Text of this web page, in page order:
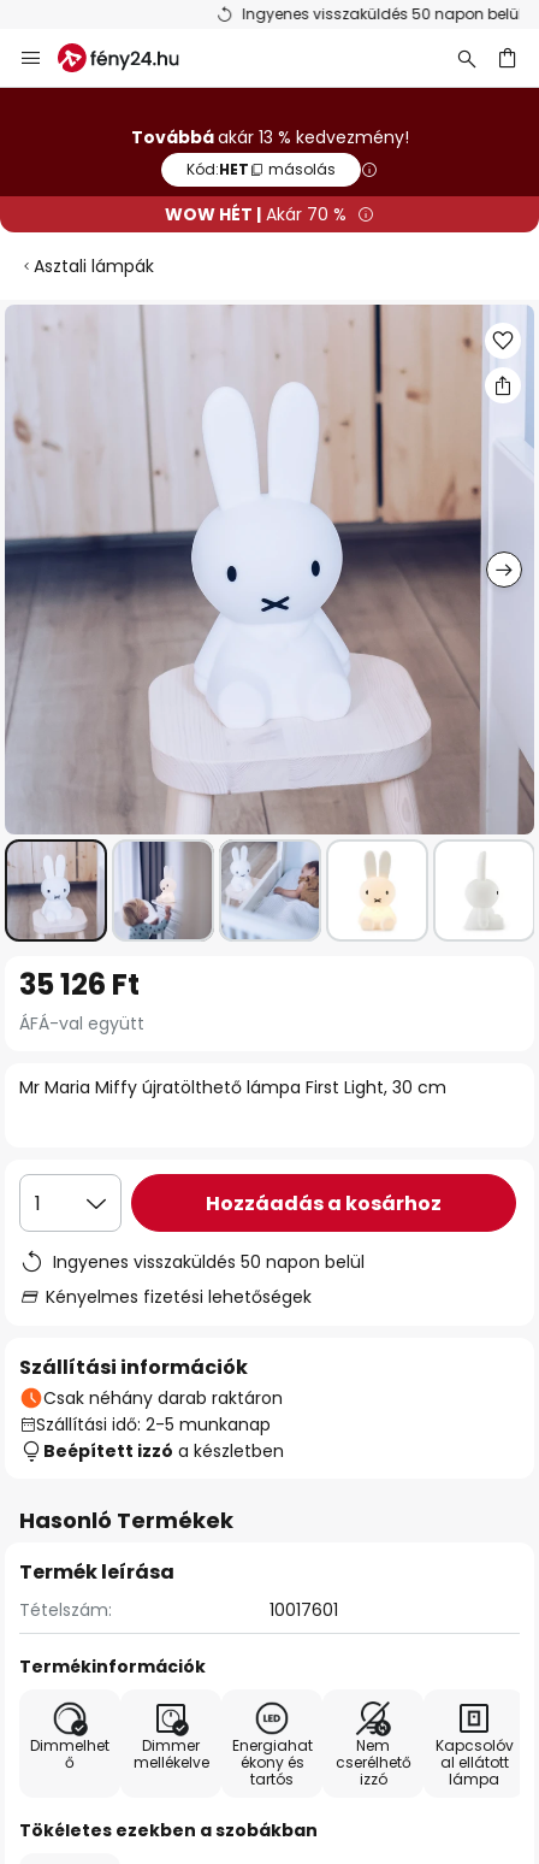
Ingyenes visszaküldés 50 napon belül
Ugrás
a
Továbbáakár 13 % kedvezmény!
Kód:HET másolás
WOW HÉT | Akár 70 %
Asztali lámpák
Ugrás
végére
képgaléria
Mr Maria Miffy újratölthető lámpa First Light, 30 cm
35 126 Ft
ÁFÁ-val együtt
1 Hozzáadás a kosárhoz
Ingyenes visszaküldés 50 napon belül
Kényelmes fizetési lehetőségek
Szállítási információk
Csak néhány darab raktáron
Szállítási idő: 2-5 munkanap
Beépített izzó a készletben
Hasonló Termékek
Termék leírása
Tételszám: 10017601
Termékinformációk
Dimmelhet
ő
Dimmer
mellékelve
Energiahat
ékony és
tartós
Nem
cserélhető
izzó
Kapcsolóv
al ellátott
lámpa
Tökéletes ezekben a szobákban